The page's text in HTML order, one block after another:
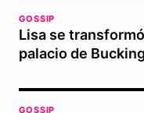
GOSSIP
Lisa se
palacio de
GOSSIP